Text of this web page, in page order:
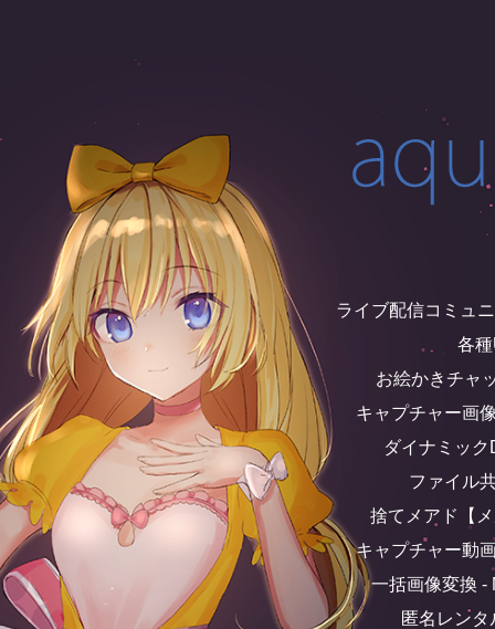
ライブ配信コミュ
各
お絵かきチャ
キャプチャー画
ダイナミッ
ファイル
捨てメアド【
キャプチャー動
一括画像変換 -
匿名レン